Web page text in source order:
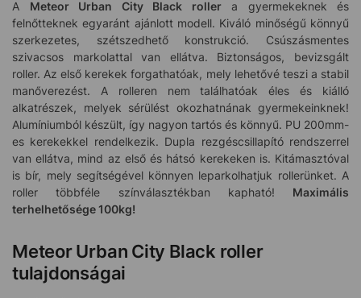
A Meteor Urban City Black rollera gyermekeknek és
felnőtteknek egyaránt ajánlott modell. Kiváló minőségű könnyű
szerkezetes, szétszedhető konstrukció. Csúszásmentes
szivacsos markolattal van ellátva. Biztonságos, bevizsgált
roller. Az első kerekek forgathatóak, mely lehetővé teszi a stabil
manőverezést. A rolleren nem találhatóak éles és kiálló
alkatrészek, melyek sérülést okozhatnának gyermekeinknek!
Alumíniumból készült, így nagyon tartós és könnyű. PU 200mm-
es kerekekkel rendelkezik. Dupla rezgéscsillapító rendszerrel
van ellátva, mind az első és hátsó kerekeken is. Kitámasztóval
is bír, mely segítségével könnyen leparkolhatjuk rollerünket. A
roller többféle színválasztékban kapható! Maximális
terhelhetősége 100kg!
Meteor Urban City Black roller
tulajdonságai